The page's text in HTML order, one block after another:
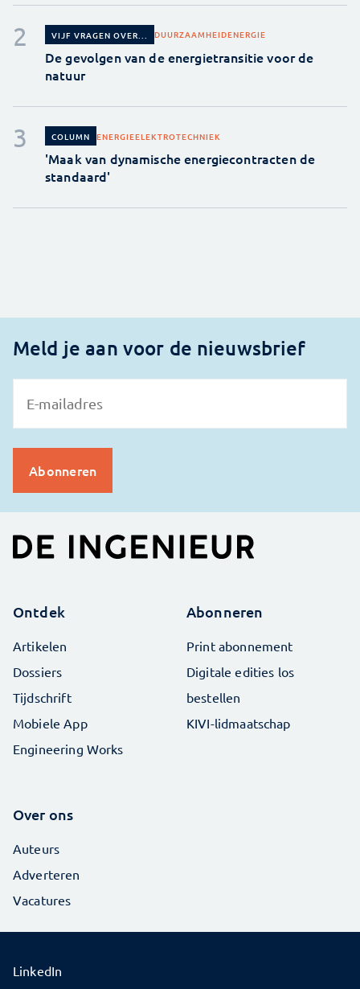
VIJF VRAGEN OVER... DUURZAAMHEIDENERGIE
De gevolgen van de energietransitie voor de
natuur
COLUMN ENERGIEELEKTROTECHNIEK
'Maak van dynamische energiecontracten de
standaard'
Meld je aan voor de nieuwsbrief
Ontdek
Artikelen
Dossiers
Tijdschrift
Mobiele App
Engineering Works
Abonneren
Print abonnement
Digitale edities los
bestellen
KIVI-lidmaatschap
Over ons
Auteurs
Adverteren
Vacatures
LinkedIn